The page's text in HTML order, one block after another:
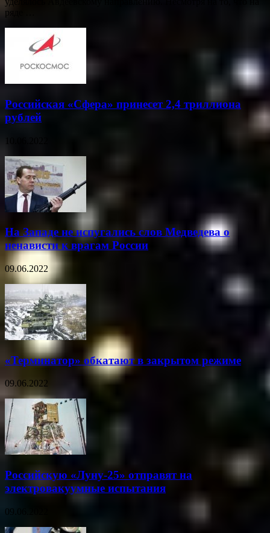
ряде …
Российская «Сфера» принесет 2,4 триллиона
рублей
На Западе не испугались слов Медведева о
ненависти к врагам России
09.06.2022
«Терминатор» обкатают в закрытом режиме
09.06.2022
Российскую «Луну-25» отправят на
электровакуумные испытания
09.06.2022